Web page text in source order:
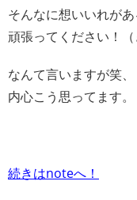
そんなに想いいれがあ
頑張ってください！（
なんて言いますが笑、
内心こう思ってます。
続きはnoteへ！